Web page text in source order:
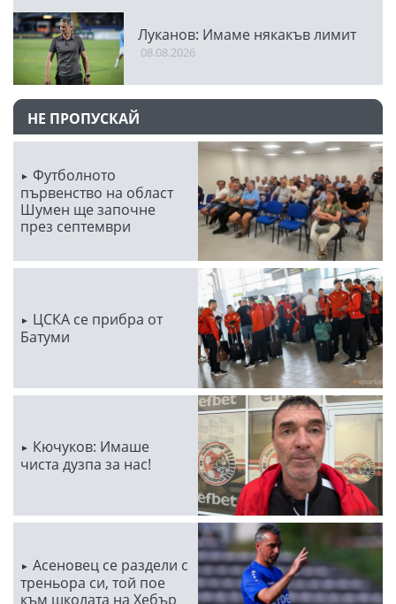
Луканов: Имаме някакъв лимит
08.08.2026
НЕ ПРОПУСКАЙ
Футболното
първенство на област
Шумен ще започне
през септември
ЦСКА се прибра от
Батуми
Кючуков: Имаше
чиста дузпа за нас!
Асеновец се раздели с
треньора си, той пое
към школата на Хебър